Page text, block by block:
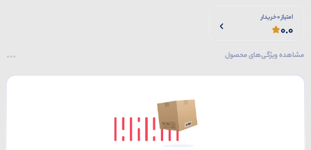
امتیاز 0 خریدار
0.0
مشاهده ویژگی‌های محصول